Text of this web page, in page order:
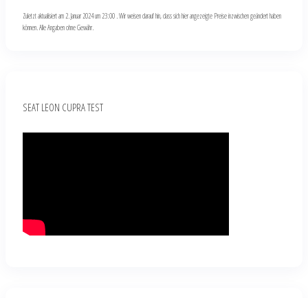
Zuletzt aktualisiert am 2. Januar 2024 um 23:00 . Wir weisen darauf hin, dass sich hier angezeigte Preise inzwischen geändert haben
können. Alle Angaben ohne Gewähr.
SEAT LEON CUPRA TEST